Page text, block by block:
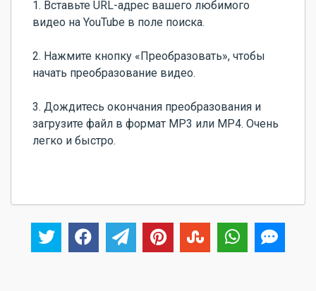
1. Вставьте URL-адрес вашего любимого
видео на YouTube в поле поиска.
2. Нажмите кнопку «Преобразовать», чтобы
начать преобразование видео.
3. Дождитесь окончания преобразования и
загрузите файл в формат MP3 или MP4. Очень
легко и быстро.